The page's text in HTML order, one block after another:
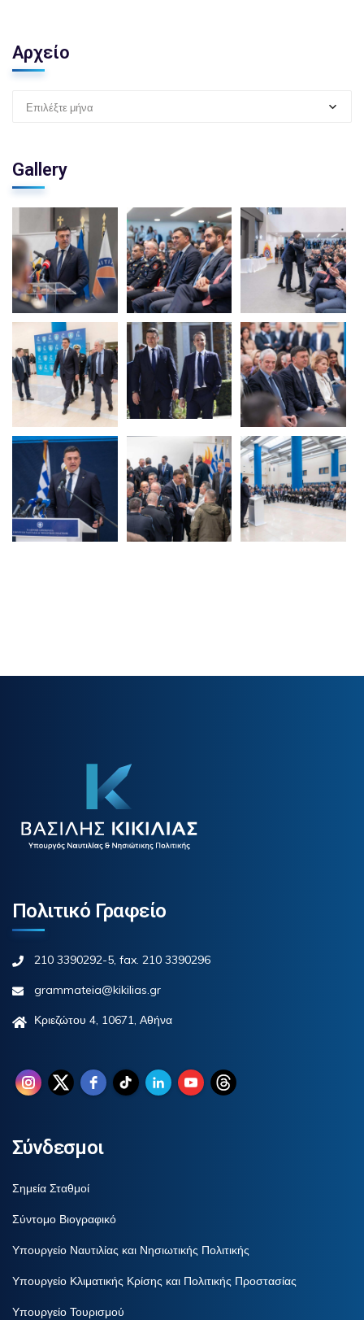
Αρχείο
Επιλέξτε μήνα
Gallery
Πολιτικό Γραφείο
210 3390292-5, fax. 210 3390296
grammateia@kikilias.gr
Κριεζώτου 4, 10671, Αθήνα
Σύνδεσμοι
Σημεία Σταθμοί
Σύντομο Βιογραφικό
Υπουργείο Ναυτιλίας και Νησιωτικής Πολιτικής
Υπουργείο Κλιματικής Κρίσης και Πολιτικής Προστασίας
Υπουργείο Τουρισμού